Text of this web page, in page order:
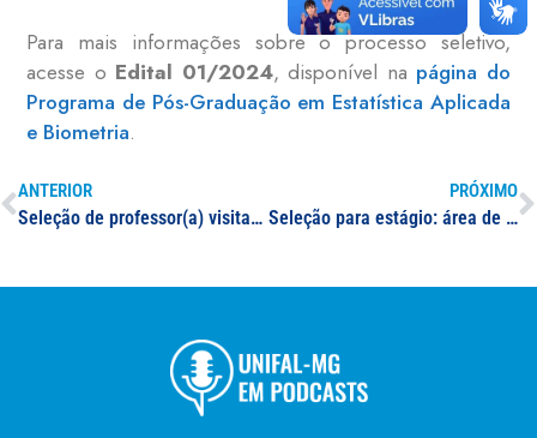
Para mais informações sobre o processo seletivo,
acesse o Edital 01/2024, disponível na página do
Programa de Pós-Graduação em Estatística Aplicada
e Biometria.
ANTERIOR
Seleção de professor(a) visitante e professor(a) visitante estrangeiro(a) para o Programa de Pós-Graduação em Ciências Odontológicas
PRÓXIMO
Seleção para estágio: área de Desenvolvimento e Gestão da Informação